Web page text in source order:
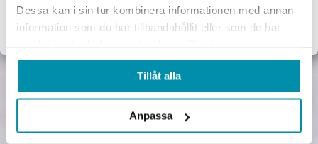
Dessa kan i sin tur kombinera informationen med annan
information som du har tillhandahållit eller som de har
Tillåt alla
Anpassa
Exkl. moms Inkl. moms